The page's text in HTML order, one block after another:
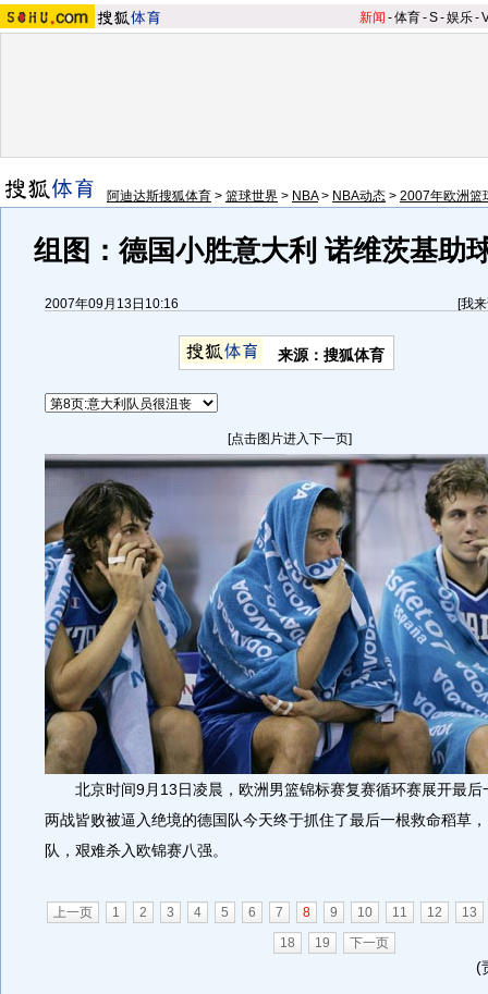
新闻 -体育-S-娱乐-
阿迪达斯搜狐体育 > 篮球世界 > NBA> NBA动态 > 2007年欧洲篮
组图：德国小胜意大利 诺维茨基助
2007年09月13日10:16 [我
来源：搜狐体育
[点击图片进入下一页]
北京时间9月13日凌晨，欧洲男篮锦标赛复赛循环赛展开最后
两战皆败被逼入绝境的德国队今天终于抓住了最后一根救命稻草
队，艰难杀入欧锦赛八强。
上一页 1 2 3 4 5 6 7 8 9 10 11 12
13
18
19 下一页
(